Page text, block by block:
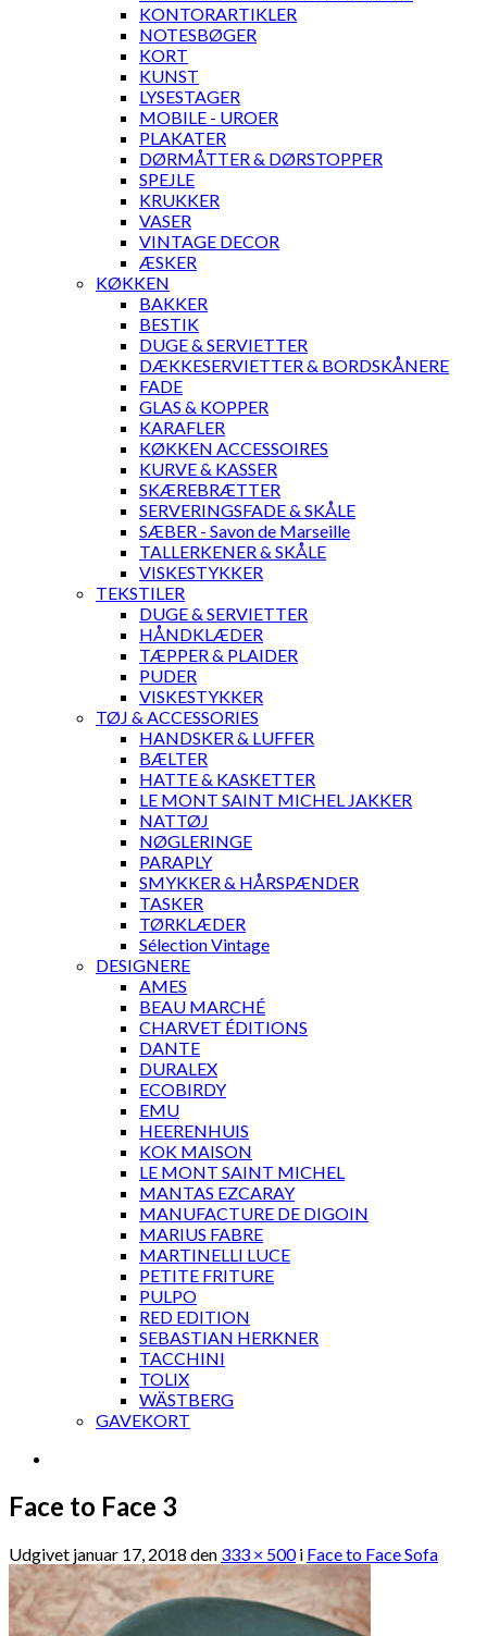
KONTORARTIKLER
NOTESBØGER
KORT
KUNST
LYSESTAGER
MOBILE - UROER
PLAKATER
DØRMÅTTER & DØRSTOPPER
SPEJLE
KRUKKER
VASER
VINTAGE DECOR
ÆSKER
KØKKEN
BAKKER
BESTIK
DUGE & SERVIETTER
DÆKKESERVIETTER & BORDSKÅNERE
FADE
GLAS & KOPPER
KARAFLER
KØKKEN ACCESSOIRES
KURVE & KASSER
SKÆREBRÆTTER
SERVERINGSFADE & SKÅLE
SÆBER - Savon de Marseille
TALLERKENER & SKÅLE
VISKESTYKKER
TEKSTILER
DUGE & SERVIETTER
HÅNDKLÆDER
TÆPPER & PLAIDER
PUDER
VISKESTYKKER
TØJ & ACCESSORIES
HANDSKER & LUFFER
BÆLTER
HATTE & KASKETTER
LE MONT SAINT MICHEL JAKKER
NATTØJ
NØGLERINGE
PARAPLY
SMYKKER & HÅRSPÆNDER
TASKER
TØRKLÆDER
Sélection Vintage
DESIGNERE
AMES
BEAU MARCHÉ
CHARVET ÉDITIONS
DANTE
DURALEX
ECOBIRDY
EMU
HEERENHUIS
KOK MAISON
LE MONT SAINT MICHEL
MANTAS EZCARAY
MANUFACTURE DE DIGOIN
MARIUS FABRE
MARTINELLI LUCE
PETITE FRITURE
PULPO
RED EDITION
SEBASTIAN HERKNER
TACCHINI
TOLIX
WÄSTBERG
GAVEKORT
Face to Face 3
Udgivet januar 17, 2018 den 333 × 500i Face to Face Sofa